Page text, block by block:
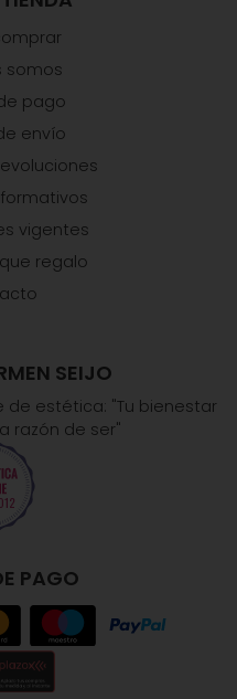
SEIJO
de estética: "Tu bienestar
razón de ser"
PAGO
somos
pago
envío
vigentes
regalo